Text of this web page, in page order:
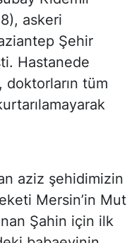
askeri
Şehir
Hastanede
doktorların tüm
aziz şehidimizin
Mersin’in Mut
Şahin için ilk